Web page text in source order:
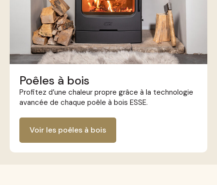
Poêles à bois
Profitez d’une chaleur propre grâce à la technologie
avancée de chaque poêle à bois ESSE.
Voir les poêles à bois